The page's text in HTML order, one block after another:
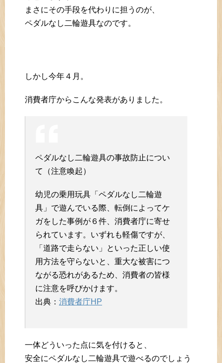
まさにその手段を代わりに担うのが、
ペダルなし二輪遊具なのです。
しかし今年４月。
消費者庁からこんな発表がありました。
ペダルなし二輪遊具の事故防止につい
て（注意喚起）
幼児の乗用玩具「ペダルなし二輪遊
具」で遊んでいる際、転倒によってケ
ガをした事例が６件、消費者庁に寄せ
られています。いずれも軽傷ですが、
「道路で走らない」といった正しい使
用方法を守らないと、重大な被害につ
ながる恐れがあるため、消費者の皆様
に注意を呼びかけます。
出典： 消費者庁HP
一体どういった点に気を付けると、
安全にペダルなし二輪遊具で遊べるのでしょう